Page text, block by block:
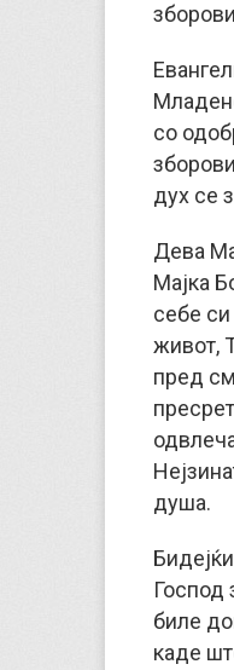
со
дух се
Дева
Мајка
себе
живот,
пред
душа.
Господ
биле
каде